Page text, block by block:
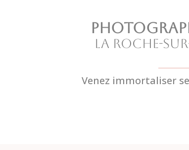
La Roche-
Venez immortaliser